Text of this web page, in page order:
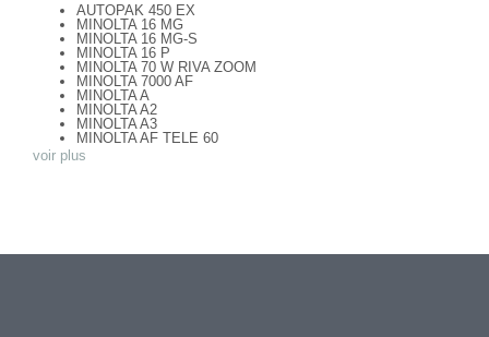
AUTOPAK 450 EX
MINOLTA 16 MG
MINOLTA 16 MG-S
MINOLTA 16 P
MINOLTA 70 W RIVA ZOOM
MINOLTA 7000 AF
MINOLTA A
MINOLTA A2
MINOLTA A3
MINOLTA AF TELE 60
MINOLTA AF ZOOM 65
MINOLTA DYNAX 3xi
voir plus